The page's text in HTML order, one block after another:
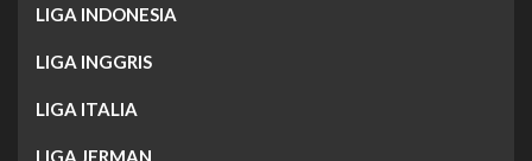
LIGA INDONESIA
LIGA INGGRIS
LIGA ITALIA